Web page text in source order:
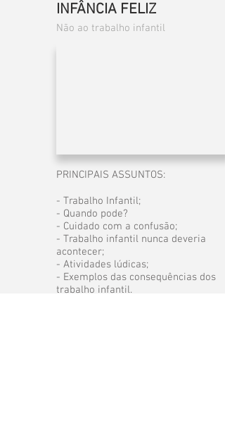
INFÂNCIA FELIZ
Não ao trabalho infantil
PRINCIPAIS ASSUNTOS:
- Trabalho Infantil;
- Quando pode?
- Cuidado com a confusão;
- Trabalho infantil nunca deveria
acontecer;
- Atividades lúdicas;
- Exemplos das consequências dos
trabalho infantil.